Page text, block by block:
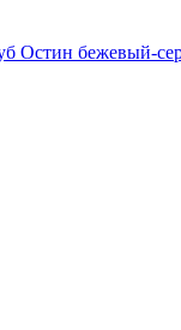
Остин бежевый-